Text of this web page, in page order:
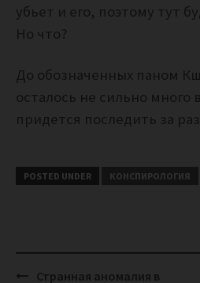
убьет и его, поэтому тут
Но что?
До обозначенных паном
осталось не сильно много
придется последить за
POSTED UNDER КОНСПИРОЛОГИЯ
PostСтранная аномалия в